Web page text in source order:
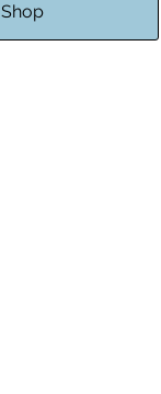
Shop